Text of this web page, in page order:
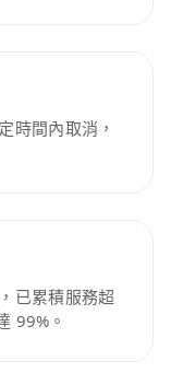
時間內取消，
已累積服務超
99%。